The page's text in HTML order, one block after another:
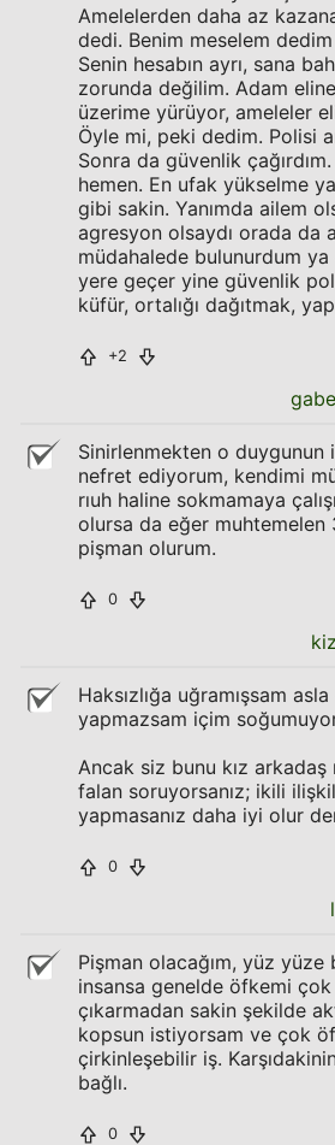
Amelelerden daha az
dedi. Benim meselem
Senin hesabın ayrı, sana
zorunda değilim. Adam
üzerime yürüyor, ameleler
Öyle mi, peki dedim. Polisi
Sonra da güvenlik
hemen. En ufak yükselme
gibi sakin. Yanımda ailem
agresyon olsaydı orada da
müdahalede bulunurdum
yere geçer yine güvenlik
küfür, ortalığı dağıtmak,
+2
Sinirlenmekten o duygunun
nefret ediyorum, kendimi
rıuh haline sokmamaya
olursa da eğer muhtemelen
pişman olurum.
0
Haksızlığa uğramışsam
yapmazsam içim
Ancak siz bunu kız arkadaş
falan soruyorsanız; ikili
yapmasanız daha iyi olur
0
Pişman olacağım, yüz yüze
insansa genelde öfkemi çok
çıkarmadan sakin şekilde
kopsun istiyorsam ve çok
çirkinleşebilir iş.
bağlı.
0